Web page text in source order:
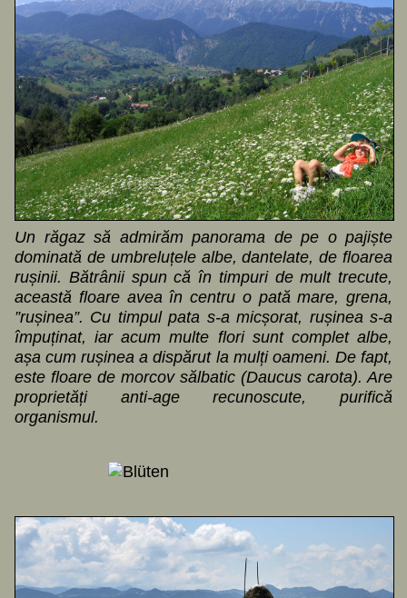
Un răgaz să admirăm panorama de pe o pajiște
dominată de umbreluțele albe, dantelate, de floarea
rușinii. Bătrânii spun că în timpuri de mult trecute,
această floare avea în centru o pată mare, grena,
”rușinea”. Cu timpul pata s-a micșorat, rușinea s-a
împuținat, iar acum multe flori sunt complet albe,
așa cum rușinea a dispărut la mulți oameni. De fapt,
este floare de morcov sălbatic (Daucus carota). Are
proprietăți anti-age recunoscute, purifică
organismul.